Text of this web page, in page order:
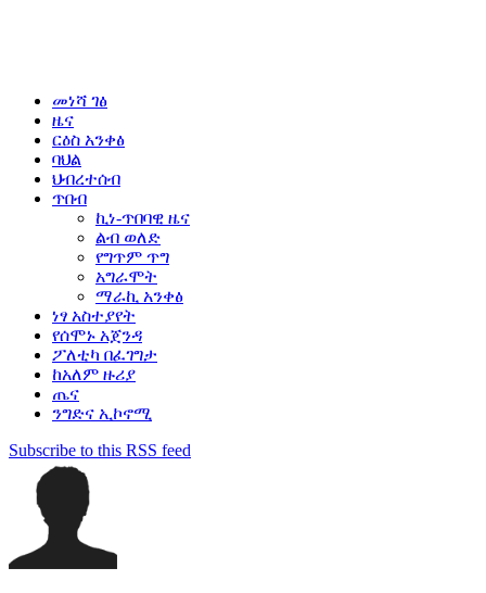
መነሻ ገፅ
ዜና
ርዕስ አንቀፅ
ባህል
ህብረተሰብ
ጥበብ
ኪነ-ጥበባዊ ዜና
ልብ ወለድ
የግጥም ጥግ
አግራሞት
ማራኪ አንቀፅ
ነፃ አስተያየት
የሰሞኑ አጀንዳ
ፖለቲካ በፈገግታ
ከአለም ዙሪያ
ጤና
ንግድና ኢኮኖሚ
Subscribe to this RSS feed